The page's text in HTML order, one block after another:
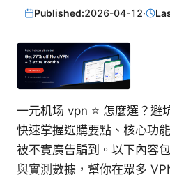
Published:2026-04-12·
一元机场 vpn ⭐ 怎麼選？避
快速掌握選購要點、核心功
被不實廣告騙到。以下內容
與實測數據，幫你在眾多